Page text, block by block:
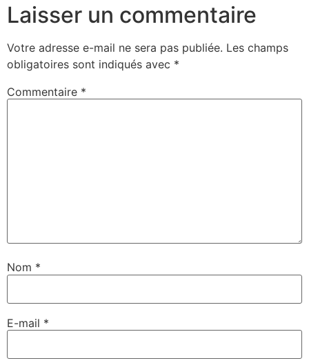
Laisser un commentaire
Votre adresse e-mail ne sera pas publiée. Les champs
obligatoires sont indiqués avec *
Commentaire *
Nom *
E-mail *